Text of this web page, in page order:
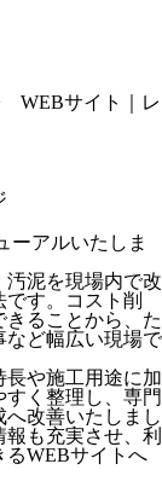
WEBサイト｜レ
ーアルいたしま
汚泥を現場内で改
す。コスト削
ることから、た
など幅広い現場で
や施工用途に加
く整理し、専門
改善いたしまし
も充実させ、利
るWEBサイトへ